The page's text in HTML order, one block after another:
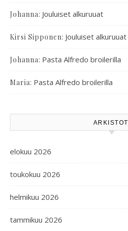
Johanna: Jouluiset alkuruuat
Kirsi Sipponen: Jouluiset alkuruuat
Johanna: Pasta Alfredo broilerilla
Maria: Pasta Alfredo broilerilla
ARKISTOT
elokuu 2026
toukokuu 2026
helmikuu 2026
tammikuu 2026